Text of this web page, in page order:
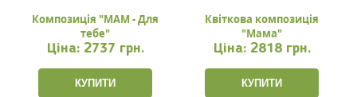
Композиція "МАМ - Для
тебе"
Ціна: 2737 грн.
КУПИТИ
Квіткова композиція
"Мама"
Ціна: 2818 грн.
КУПИТИ